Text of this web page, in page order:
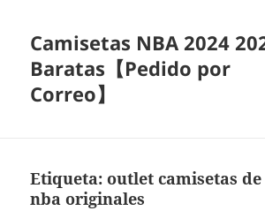
Camisetas NBA 2024
Baratas【Pedido por
Correo】
Etiqueta:outlet camisetas
nba originales